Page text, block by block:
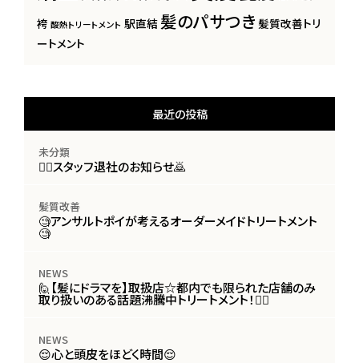
袴 酸熱トリートメント 駅直結 髪のパサつき 髪質改善トリ
ートメント
最近の投稿
未分類
🙇‍♀️スタッフ退社のお知らせ🙇
髪質改善
🧐アンサルトポイが考えるオーダーメイドトリートメント
🧐
NEWS
🙋【髪にドラマを】取扱店☆都内でも限られた店舗のみ
取り扱いのある話題沸騰中トリートメント！🙋‍♀️
NEWS
😌心と頭皮をほどく時間😌